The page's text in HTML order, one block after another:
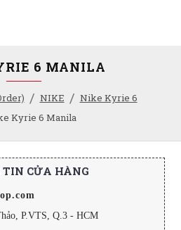
NIKE
Nike Kyrie 6
Kyrie 6 Manila
6 MANILA
TIN CỬA HÀNG
P.VTS, Q.3 - HCM